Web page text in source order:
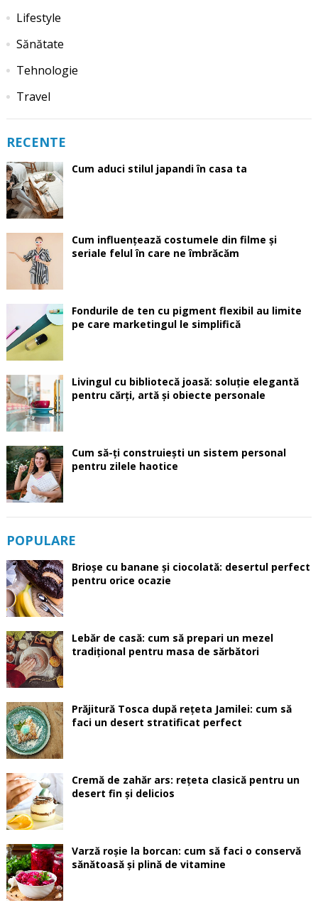
Lifestyle
Sănătate
Tehnologie
Travel
RECENTE
Cum aduci stilul japandi în casa ta
Cum influențează costumele din filme și
seriale felul în care ne îmbrăcăm
Fondurile de ten cu pigment flexibil au limite
pe care marketingul le simplifică
Livingul cu bibliotecă joasă: soluție elegantă
pentru cărți, artă și obiecte personale
Cum să-ți construiești un sistem personal
pentru zilele haotice
POPULARE
Brioșe cu banane și ciocolată: desertul perfect
pentru orice ocazie
Lebăr de casă: cum să prepari un mezel
tradițional pentru masa de sărbători
Prăjitură Tosca după rețeta Jamilei: cum să
faci un desert stratificat perfect
Cremă de zahăr ars: rețeta clasică pentru un
desert fin și delicios
Varză roșie la borcan: cum să faci o conservă
sănătoasă și plină de vitamine